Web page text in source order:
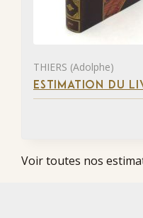
THIERS (Adolphe)
ESTIMATION DU
Voir toutes nos